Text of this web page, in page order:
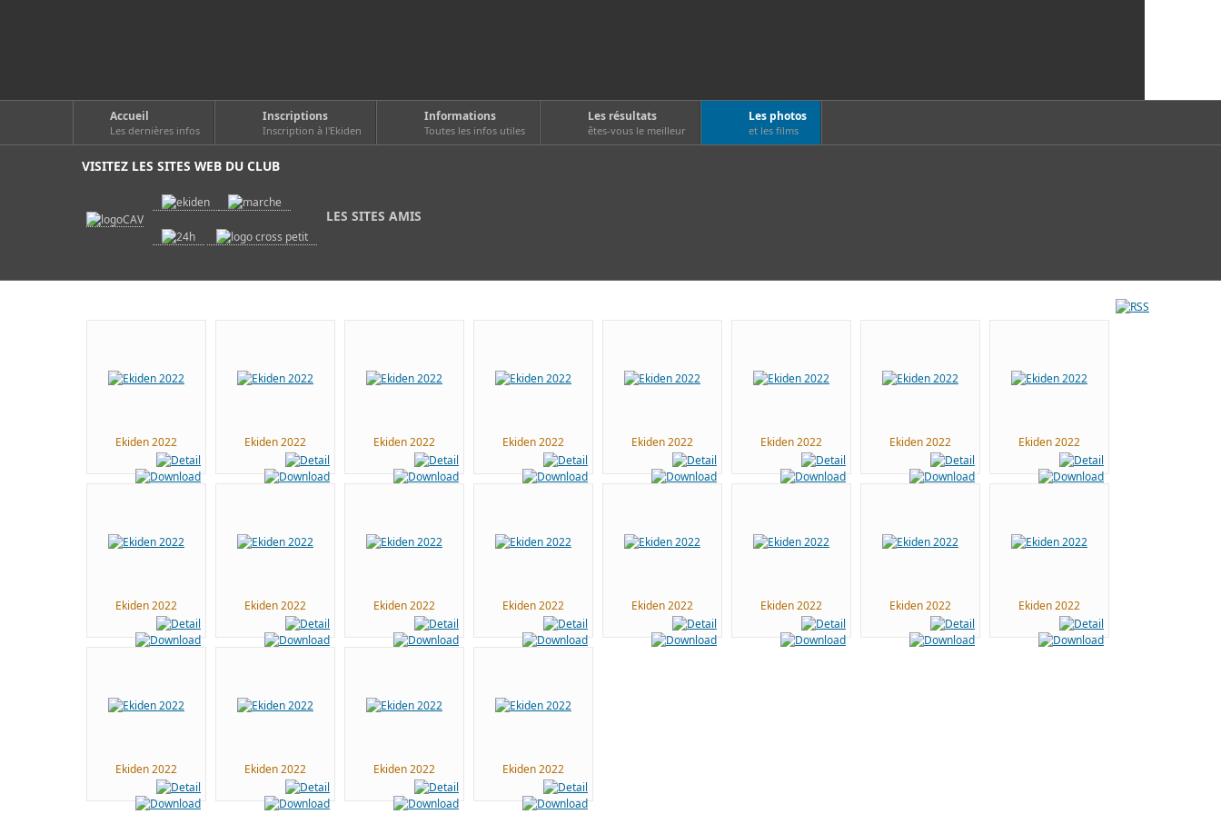
Accueil
Les dernières infos
Inscriptions
Inscription à l'Ekiden
Informations
Toutes les infos utiles
Les résultats
êtes-vous le meilleur
Les photos
et les films
VISITEZ LES SITES WEB DU CLUB
LES SITES AMIS
Ekiden 2022 Ekiden 2022 Ekiden 2022 Ekiden 2022 Ekiden 2022 Ekiden 2022 Ekiden 2022 Ekiden 2022
Ekiden 2022 Ekiden 2022 Ekiden 2022 Ekiden 2022 Ekiden 2022 Ekiden 2022 Ekiden 2022 Ekiden 2022
Ekiden 2022 Ekiden 2022 Ekiden 2022 Ekiden 2022